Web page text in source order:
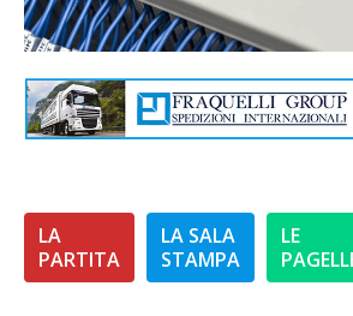
LA
PARTITA
LA SALA
STAMPA
LE